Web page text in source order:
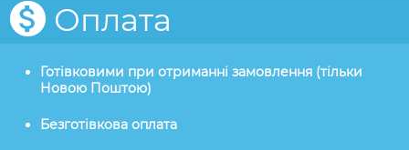
Оплата
Готівковими при отриманні замовлення (тільки
Новою Поштою)
Безготівкова оплата